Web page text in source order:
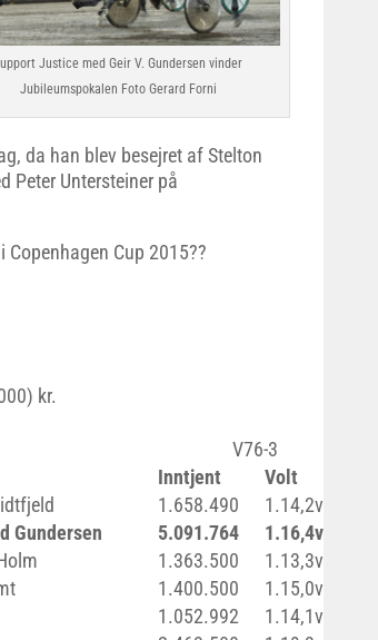
Justice med Geir V. Gundersen vinder
Jubileumspokalen Foto Gerard Forni
da han blev besejret af Stelton
Peter Untersteiner på
Cup 2015??
kr.
V76-3
Inntjent Volt
1.658.490 1.14,2v
Gundersen 5.091.764 1.16,4v
1.363.500 1.13,3v
1.400.500 1.15,0v
1.052.992 1.14,1v